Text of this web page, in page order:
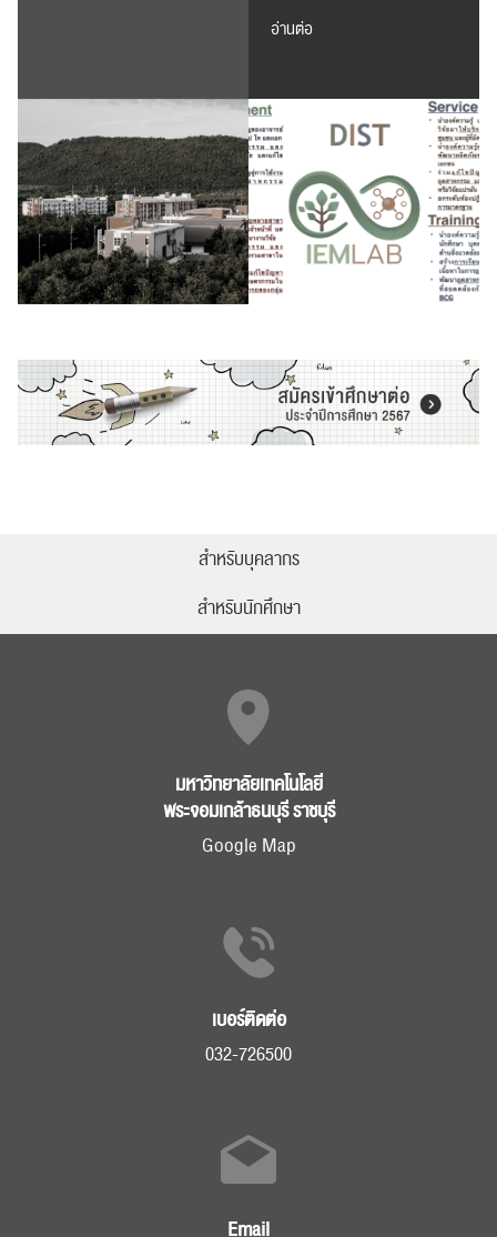
อ่านต่อ
สำหรับบุคลากร
สำหรับนักศึกษา
มหาวิทยาลัยเทคโนโลยี
พระจอมเกล้าธนบุรี ราชบุรี
Google Map
เบอร์ติดต่อ
032-726500
Email